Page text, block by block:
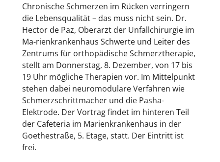
Chronische Schmerzen im Rücken verringern
die Lebensqualität – das muss nicht sein. Dr.
Hector de Paz, Oberarzt der Unfallchirurgie im
Ma-rienkrankenhaus Schwerte und Leiter des
Zentrums für orthopädische Schmerztherapie,
stellt am Donnerstag, 8. Dezember, von 17 bis
19 Uhr mögliche Therapien vor. Im Mittelpunkt
stehen dabei neuromodulare Verfahren wie
Schmerzschrittmacher und die Pasha-
Elektrode. Der Vortrag findet im hinteren Teil
der Cafeteria im Marienkrankenhaus in der
Goethestraße, 5. Etage, statt. Der Eintritt ist
frei.